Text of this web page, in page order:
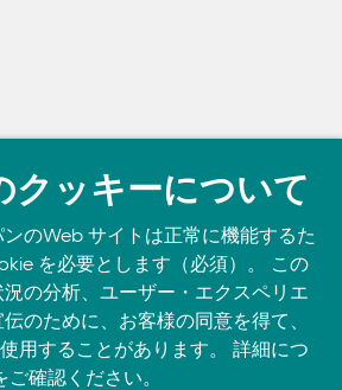
計
ス言語
ス側の戦略的設計
メインの分類：何がコアか？
ウェアソリューション
ウェアにおける戦略的設計
キストマッピング
ンテキスト
モデル
ける階層アーキテクチャ
計
and learn anywhere, anytime on your
クッキーについて
のWeb サイトは正常に機能するた
を必要とします（必須）。 この
の分析、ユーザー・エクスペリエ
のために、お客様の同意を得て、
用することがあります。 詳細につ
ご確認ください。